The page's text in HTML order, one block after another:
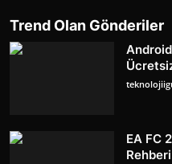
Trend Olan Gönderiler
EA FC